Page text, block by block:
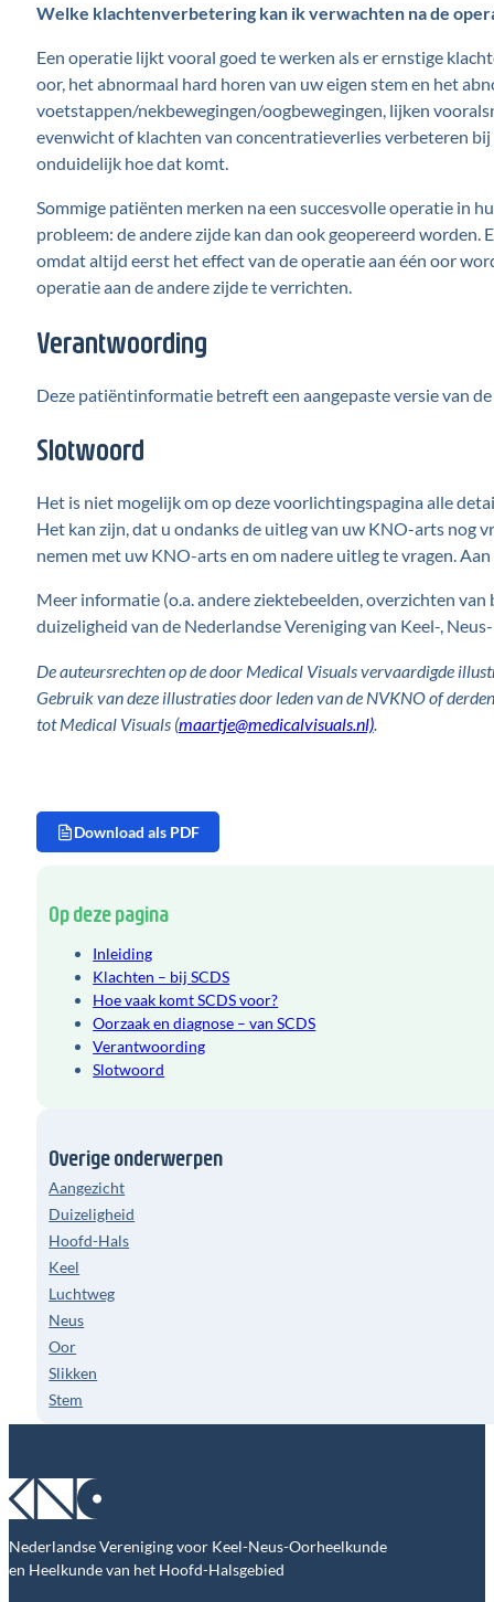
Welke klachtenverbetering kan ik verwachten na de
Een operatie lijkt vooral goed te werken als er ernstige
oor, het abnormaal hard horen van uw eigen stem en het
voetstappen/nekbewegingen/oogbewegingen, lijken
evenwicht of klachten van concentratieverlies verbeteren
onduidelijk hoe dat komt.
Sommige patiënten merken na een succesvolle operatie in
probleem: de andere zijde kan dan ook geopereerd
omdat altijd eerst het effect van de operatie aan één oor
operatie aan de andere zijde te verrichten.
Verantwoording
Deze patiëntinformatie betreft een aangepaste versie van
Slotwoord
Het is niet mogelijk om op deze voorlichtingspagina alle
Het kan zijn, dat u ondanks de uitleg van uw KNO-arts nog
nemen met uw KNO-arts en om nadere uitleg te vragen.
Meer informatie (o.a. andere ziektebeelden, overzichten
duizeligheid van de Nederlandse Vereniging van Keel-,
De auteursrechten op de door Medical Visuals vervaardigde
Gebruik van deze illustraties door leden van de NVKNO of
tot Medical Visuals (maartje@medicalvisuals.nl).
Download als PDF
Op deze pagina
Inleiding
Klachten – bij SCDS
Hoe vaak komt SCDS voor?
Oorzaak en diagnose – van SCDS
Verantwoording
Slotwoord
Overige onderwerpen
Aangezicht
Duizeligheid
Hoofd-Hals
Keel
Luchtweg
Neus
Oor
Slikken
Stem
Nederlandse Vereniging voor Keel-Neus-Oorheelkunde
en Heelkunde van het Hoofd-Halsgebied